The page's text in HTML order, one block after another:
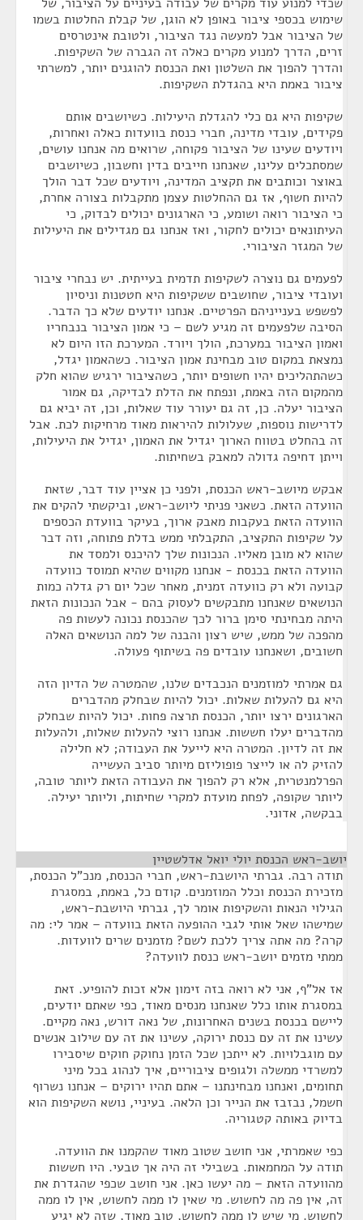
שימוש בכספי ציבור באופן לא הוגן, של קבלת החלטות בשמו
של הציבור אבל למעשה נגד הציבור, ולטובת אינטרסים
זרים, הדרך למנוע מקרים כאלה זה הגברה של השקיפות.
והדרך להפוך את השלטון ואת הכנסת להוגנים יותר, למשרתי
ציבור באמת היא בהגדלת השקיפות.
שקיפות היא גם כלי להגדלת היעילות. כשיושבים אותם
פקידים, עובדי מדינה, חברי כנסת בוועדות כאלה ואחרות,
ויודעים שעינו של הציבור פקוחה, שרואים מה אנחנו עושים,
שמסתכלים עלינו, שאנחנו חייבים בדין וחשבון, כשיושבים
באוצר וכותבים את תקציב המדינה, ויודעים שכל דבר הולך
להיות חשוף, אז גם ההחלטות עצמן מתקבלות בצורה אחרת,
כי הציבור רואה ושומע, כי הארגונים יכולים לבדוק, כי
העיתונאים יכולים לחקור, ואז אנחנו גם מגדילים את היעילות
של המגזר הציבורי.
לפעמים גם נוצרה לשקיפות תדמית בעייתית. יש נבחרי ציבור
ועובדי ציבור, שחושבים ששקיפות היא חטטנות וניסיון
לפשפש בענייניהם הפרטיים. אנחנו יודעים שלא כך הדבר.
הסיבה שלפעמים זה מגיע לשם – כי אמון הציבור בנבחריו
ואמון הציבור במערכת, הולך ויורד. המערכת הזו היום לא
נמצאת במקום טוב מבחינת אמון הציבור. כשהאמון יגדל,
כשהתהליכים יהיו חשופים יותר, כשהציבור ירגיש שהוא חלק
מהמקום הזה באמת, ונפתח את הדלת לבדיקה, גם אמור
הציבור יעלה. כן, זה גם יעורר עוד שאלות, וכן, זה יביא גם
לדרישות נוספות, שעלולות להיראות מאוד מרחיקות לכת. אבל
זה בהחלט בטווח הארוך יגדיל את האמון, יגדיל את היעילות,
וייתן דחיפה גדולה למאבק בשחיתות.
אבקש מיושב-ראש הכנסת, ולפני כן אציין עוד דבר, שזאת
הוועדה הזאת. כשאני פניתי ליושב-ראש, וביקשתי להקים את
הוועדה הזאת בעקבות מאבק ארוך, בעיקר בוועדת הכספים
על שקיפות התקציב, התקבלתי ממש בדלת פתוחה, וזה דבר
שהוא לא מובן מאליו. הנכונות שלך להיכנס ולמסד את
הוועדה הזאת בכנסת - אנחנו מקווים שהיא תמוסד כוועדה
קבועה ולא רק כוועדה זמנית, מאחר שכל יום רק גדלה כמות
הנושאים שאנחנו מתבקשים לעסוק בהם - אבל הנכונות הזאת
היתה מבחינתי סימן ברור לכך שהכנסת נכונה לעשות פה
מהפכה של ממש, שיש רצון והבנה של למה הנושאים האלה
חשובים, ושאנחנו עובדים פה בשיתוף פעולה.
גם אמרתי למוזמנים הנכבדים שלנו, שהמטרה של הדיון הזה
היא גם להעלות שאלות. יכול להיות שבחלק מהדברים
הארגונים ירצו יותר, הכנסת תרצה פחות. יכול להיות שבחלק
מהדברים יעלו חששות. אנחנו רוצי להעלות שאלות, ולהעלות
את זה לדיון. המטרה היא לייעל את העבודה; לא חלילה
להזיק לה או לייצר פופוליזם מיותר סביב העשייה
הפרלמנטרית, אלא רק להפוך את העבודה הזאת ליותר טובה,
ליותר שקופה, לפחת מועדת למקרי שחיתות, וליותר יעילה.
בבקשה, אדוני.
יושב-ראש הכנסת יולי יואל אדלשטיין
תודה רבה. גברתי היושבת-ראש, חברי הכנסת, מנכ"ל הכנסת,
מזכירת הכנסת וכלל המוזמנים. קודם כל, באמת, במסגרת
הגילוי הנאות והשקיפות אומר לך, גברתי היושבת-ראש,
שמישהו שאל אותי לגבי ההופעה הזאת בוועדה – אמר לי: מה
קרה? מה אתה צריך ללכת לשם? מזמנים שרים לוועדות.
ממתי מזמים יושב-ראש כנסת לוועדה?
אז אל"ף, אני לא רואה בזה זימון אלא זכות להופיע. זאת
במסגרת אותו כלל שאנחנו מנסים מאוד, כפי שאתם יודעים,
ליישם בכנסת בשנים האחרונות, של נאה דורש, נאה מקיים.
עשינו את זה עם כנסת ירוקה, עשינו את זה עם שילוב אנשים
עם מוגבלויות. לא ייתכן שכל הזמן נחוקק חוקים שיסבירו
למשרדי ממשלה ולגופים ציבוריים, איך לנהוג בכל מיני
תחומים, ואנחנו מבחינתנו – אתם תהיו ירוקים – אנחנו נשרוף
חשמל, נבזבז את הנייר וכן הלאה. בעיניי, נושא השקיפות הוא
בדיוק באותה קטגוריה.
כפי שאמרתי, אני חושב שטוב מאוד שהקמנו את הוועדה.
תודה על המחמאות. בשבילי זה היה אך טבעי. היו חששות
מהוועדה הזאת – מה יעשו כאן. אני חושב שכפי שהגדרת את
זה, אין פה מה לחשוש. מי שאין לו ממה לחשוש, אין לו ממה
לחשוש. מי שיש לו ממה לחשוש, טוב מאוד, שזה לא יגיע